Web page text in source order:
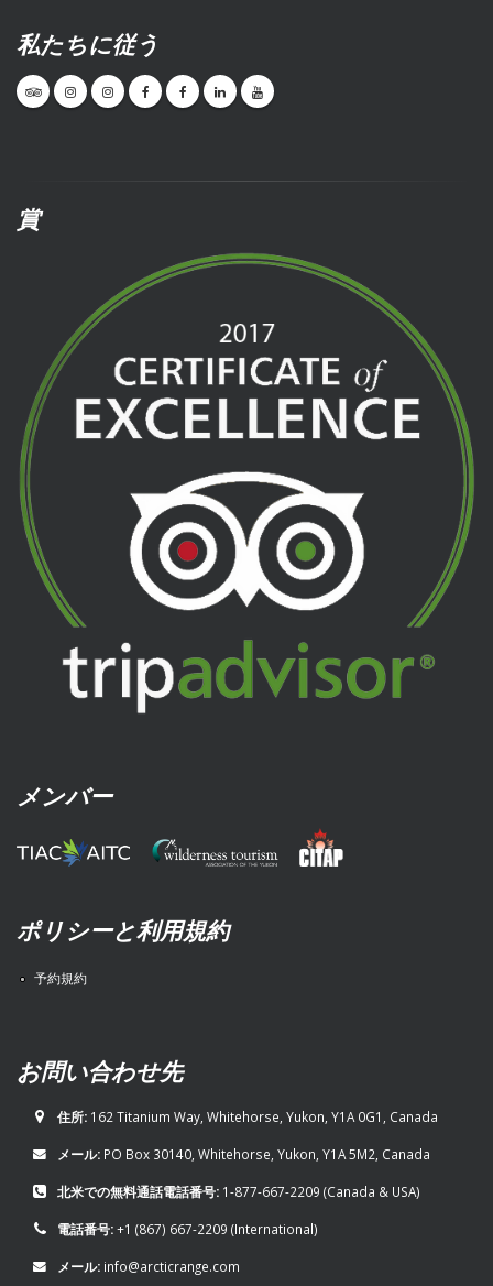
私たちに従う
賞
メンバー
ポリシーと利用規約
予約規約
お問い合わせ先
住所: 162 Titanium Way, Whitehorse, Yukon, Y1A 0G1, Canada
メール: PO Box 30140, Whitehorse, Yukon, Y1A 5M2, Canada
北米での無料通話電話番号: 1-877-667-2209 (Canada & USA)
電話番号:+1 (867) 667-2209 (International)
メール: info@arcticrange.com